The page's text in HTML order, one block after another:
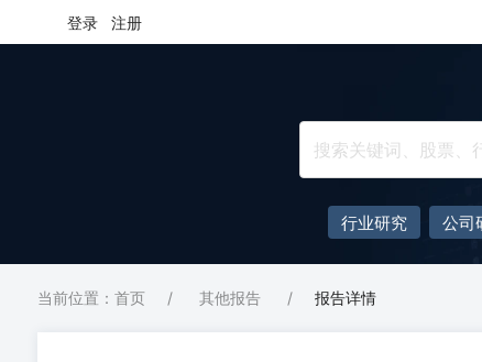
登录 注册
行业研究 公司
当前位置：首页 / 其他报告 / 报告详情